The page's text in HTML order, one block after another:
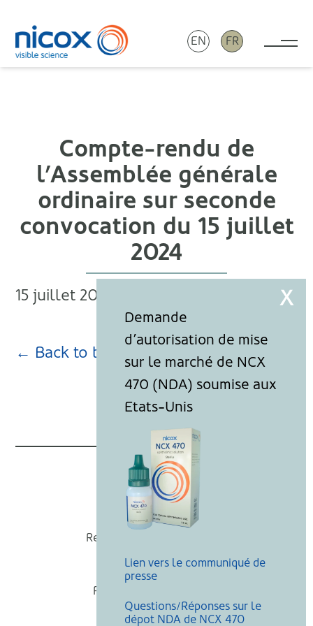
Nicox
EN FR
Compte-rendu de
l’Assemblée générale
ordinaire sur seconde
convocation du 15 juillet
2024
15 juillet 2024
← Back to blog page
Nicox
Recevoir nos actualités
Mentions légales
Politique de cookies
Recherche
Lien vers le communiqué de
presse
Questions/Réponses sur le
dépot NDA de NCX 470